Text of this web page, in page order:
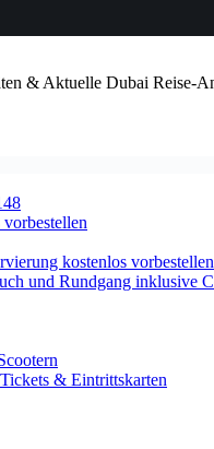
& Aktuelle Dubai Reise-
kostenlos vorbestellen
und Rundgang inklusive
& Eintrittskarten